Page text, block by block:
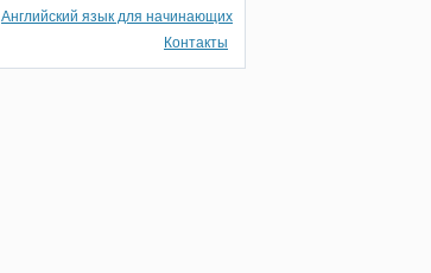
Английский язык для начинающих
Контакты